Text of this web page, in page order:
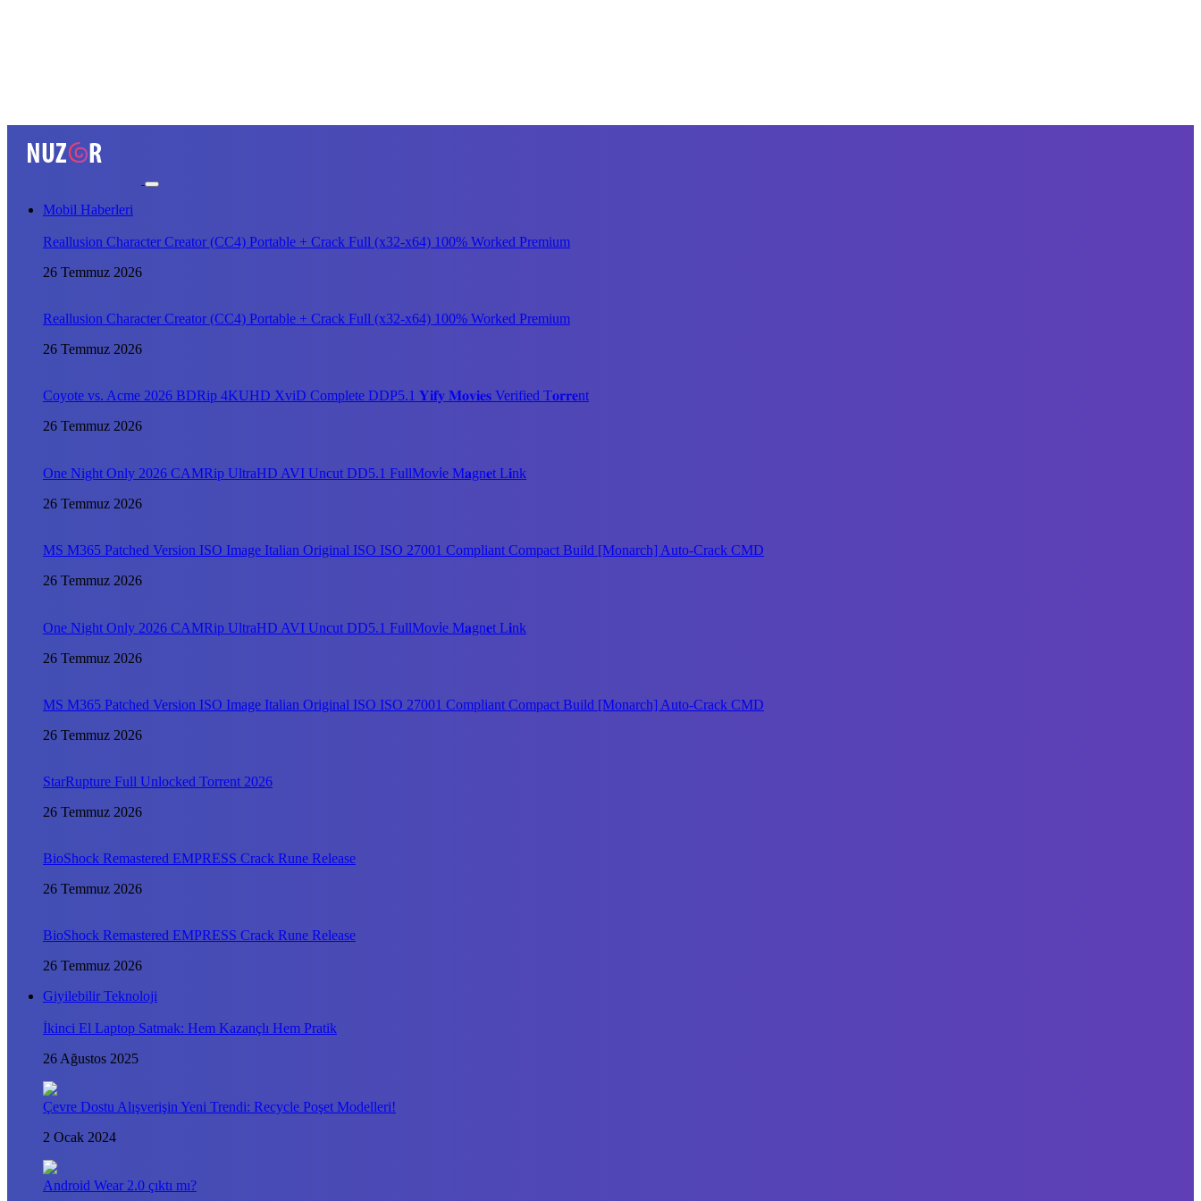
Mobil Haberleri
Reallusion Character Creator (CC4) Portable + Crack Full (x32-x64) 100% Worked Premium
26 Temmuz 2026
Reallusion Character Creator (CC4) Portable + Crack Full (x32-x64) 100% Worked Premium
26 Temmuz 2026
Coyote vs. Acme 2026 BDRip 4KUHD XviD Complete DDP5.1 𝐘𝐢𝐟𝐲 𝐌𝐨𝐯𝐢𝐞𝐬 Verified T𝐨𝐫𝐫𝐞nt
26 Temmuz 2026
One Night Only 2026 CAMRip UltraHD AVI Uncut DD5.1 FullMov𝗂e M𝐚gn𝐞t L𝐢nk
26 Temmuz 2026
MS M365 Patched Version ISO Image Italian Original ISO ISO 27001 Compliant Compact Build [Monarch] Auto-Crack CMD
26 Temmuz 2026
One Night Only 2026 CAMRip UltraHD AVI Uncut DD5.1 FullMov𝗂e M𝐚gn𝐞t L𝐢nk
26 Temmuz 2026
MS M365 Patched Version ISO Image Italian Original ISO ISO 27001 Compliant Compact Build [Monarch] Auto-Crack CMD
26 Temmuz 2026
StarRupture Full Unlocked Torrent 2026
26 Temmuz 2026
BioShock Remastered EMPRESS Crack Rune Release
26 Temmuz 2026
BioShock Remastered EMPRESS Crack Rune Release
26 Temmuz 2026
Giyilebilir Teknoloji
İkinci El Laptop Satmak: Hem Kazançlı Hem Pratik
26 Ağustos 2025
Çevre Dostu Alışverişin Yeni Trendi: Recycle Poşet Modelleri!
2 Ocak 2024
Android Wear 2.0 çıktı mı?